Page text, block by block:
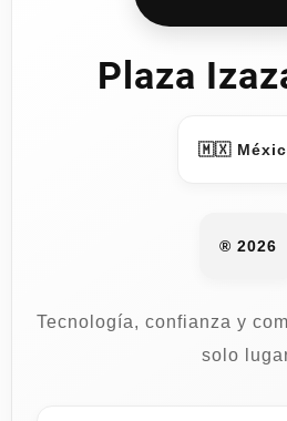
Plaza
🇲🇽
® 2026
Tecnología, confianza y
solo